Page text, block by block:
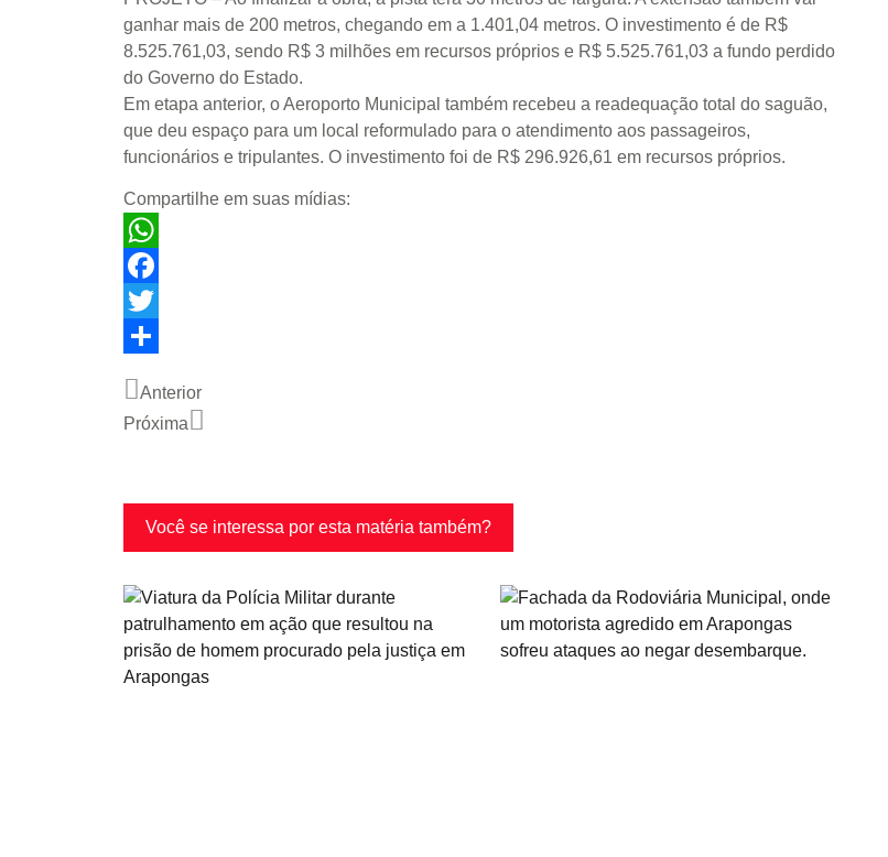
ganhar mais de 200 metros, chegando em a 1.401,04 metros. O investimento é de R$
8.525.761,03, sendo R$ 3 milhões em recursos próprios e R$ 5.525.761,03 a fundo perdido
do Governo do Estado.
Em etapa anterior, o Aeroporto Municipal também recebeu a readequação total do saguão,
que deu espaço para um local reformulado para o atendimento aos passageiros,
funcionários e tripulantes. O investimento foi de R$ 296.926,61 em recursos próprios.
Compartilhe em suas mídias:
WhatsApp
Facebook
Twitter
Anterior
Próxima
Você se interessa por esta matéria também?